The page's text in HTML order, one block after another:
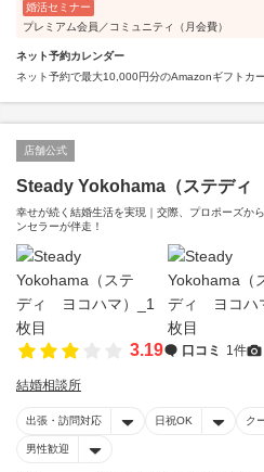
婚活セミナー
プレミアム会員／コミュニティ（月会費）
ネット予約カレンダー
ネット予約で最大10,000円分のAmazonギフトカ
店舗公式
Steady Yokohama（ステディ
幸せが続く結婚生活を実現｜交際、プロポーズか
ンセラーが伴走！
3.19 口コミ 1件
結婚相談所
出張・訪問対応 日祝OK ク
男性歓迎